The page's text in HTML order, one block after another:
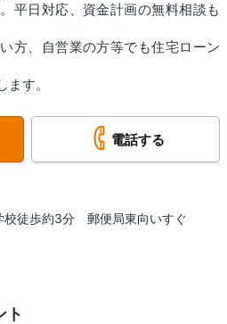
平日対応、資金計画の無料相談も
方、自営業の方等でも住宅ローン
す。
電話する
徒歩約3分 郵便局東向いすぐ
ト